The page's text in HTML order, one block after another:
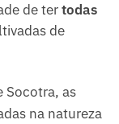
de tertodas
de
Socotra, as
na natureza